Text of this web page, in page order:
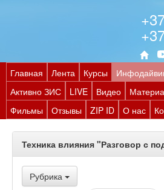
Главная Лента Курсы
Активно ЗИС
LIVE Видео
Фильмы
Отзывы ZIP ID О нас
Техника влияния "Разговор с
Рубрика